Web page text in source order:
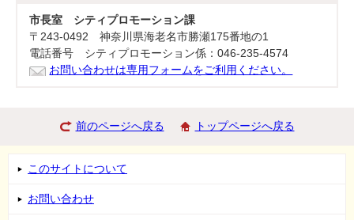
市長室 シティプロモーション課
〒243-0492 神奈川県海老名市勝瀬175番地の1
電話番号 シティプロモーション係：046-235-4574
お問い合わせは専用フォームをご利用ください。
前のページへ戻る トップページへ戻る
このサイトについて
お問い合わせ